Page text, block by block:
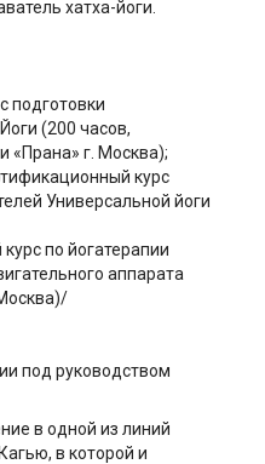
хатха-йоги.
подготовки
(200 часов,
«Прана» г. Москва);
курс
Универсальной йоги
по йогатерапии
аппарата
под руководством
в одной из линий
в которой и